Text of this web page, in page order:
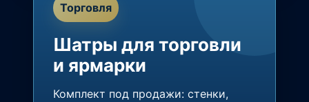
Торговля
Шатры для торговли
и ярмарки
Комплект под продажи: стенки,